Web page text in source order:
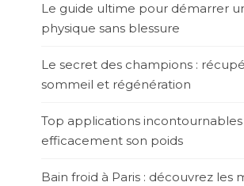
Le guide ultime pour démarrer
physique sans blessure
Le secret des champions :
sommeil et régénération
Top applications
efficacement son poids
Bain froid à Paris : découvrez les